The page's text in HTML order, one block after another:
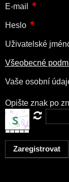
E-mail
Heslo
Uživatelské
Všeobecné
Vaše osobní
Opište znak po